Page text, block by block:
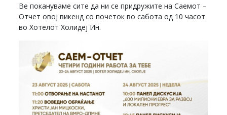
Ве покануваме сите да ни се придружите на Саемот –
Отчет овој викенд со почеток во сабота од 10 часот
во Хотелот Холидеј Ин.